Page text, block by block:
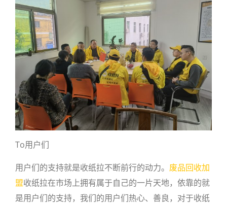
To用户们
用户们的支持就是收纸拉不断前行的动力。 废品回收加
盟收纸拉在市场上拥有属于自己的一片天地，依靠的就
是用户们的支持，我们的用户们热心、善良，对于收纸